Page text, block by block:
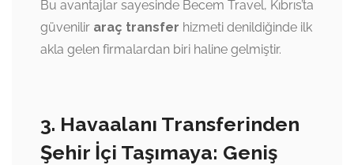
Bu avantajlar sayesinde Becem Travel, Kıbrıs’ta
güvenilir araç transfer hizmeti denildiğinde ilk
akla gelen firmalardan biri haline gelmiştir.
3. Havaalanı Transferinden
Şehir İçi Taşımaya: Geniş